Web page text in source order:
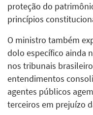
proteção do
princípios
O ministro também
dolo específico ainda
nos tribunais
entendimentos
agentes públicos
terceiros em prejuízo